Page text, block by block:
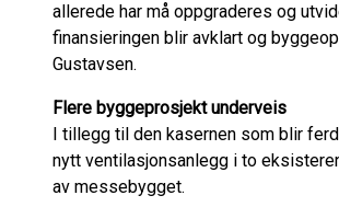
allerede har må oppgraderes og
finansieringen blir avklart og
Gustavsen.
Flere byggeprosjekt underveis
I tillegg til den kasernen som blir
nytt ventilasjonsanlegg i to
av messebygget.